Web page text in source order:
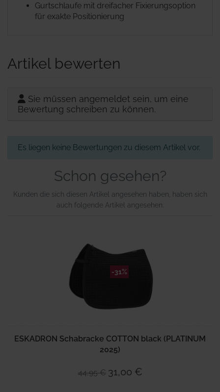
Gurtschlaufe mit dreifacher Fixierungsoption
für exakte Positionierung
Artikel bewerten
Sie müssen angemeldet sein, um eine
Bewertung schreiben zu können.
Es liegen keine Bewertungen zu diesem Artikel vor.
Schon gesehen?
Kunden die sich diesen Artikel angesehen haben, haben sich
auch folgende Artikel angesehen.
-31%
ESKADRON Schabracke COTTON black (PLATINUM
2025)
44,95 € 31,00 €